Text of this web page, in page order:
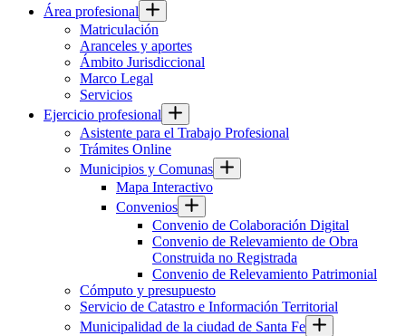
Área profesional
Matriculación
Aranceles y aportes
Ámbito Jurisdiccional
Marco Legal
Servicios
Ejercicio profesional
Asistente para el Trabajo Profesional
Trámites Online
Municipios y Comunas
Mapa Interactivo
Convenios
Convenio de Colaboración Digital
Convenio de Relevamiento de Obra
Construida no Registrada
Convenio de Relevamiento Patrimonial
Cómputo y presupuesto
Servicio de Catastro e Información Territorial
Municipalidad de la ciudad de Santa Fe